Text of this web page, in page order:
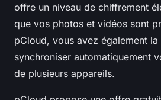
offre un niveau de chiffrement
que vos photos et vidéos sont
pCloud, vous avez également
synchroniser automatiquement
de plusieurs appareils.